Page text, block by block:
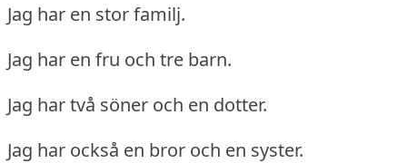
Jag har en stor familj.
Jag har en fru och tre barn.
Jag har två söner och en dotter.
Jag har också en bror och en syster.